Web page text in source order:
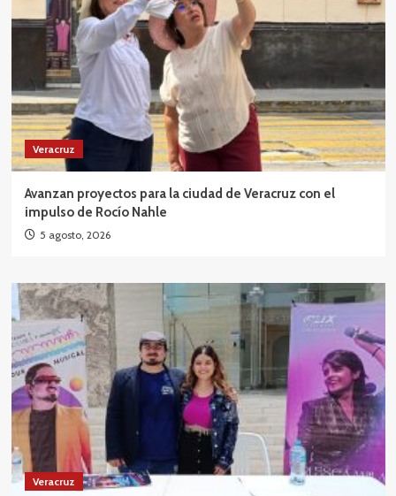
Veracruz
Avanzan proyectos para la ciudad de Veracruz con el
impulso de Rocío Nahle
5 agosto, 2026
Veracruz